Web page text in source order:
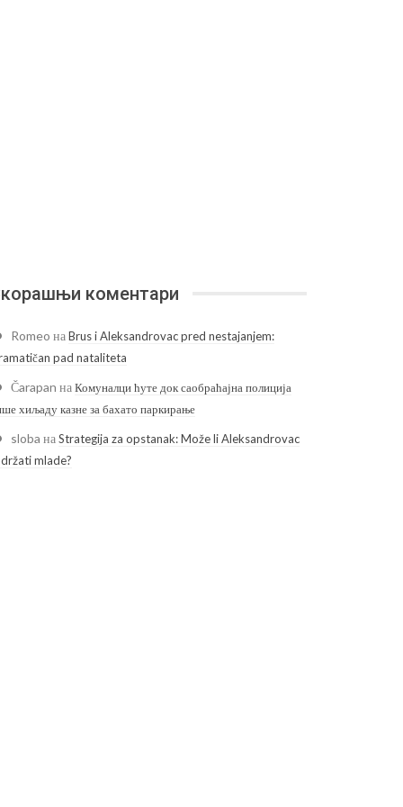
коментари
Romeo наBrus i Aleksandrovac pred nestajanjem:
pad nataliteta
Čarapan наКомуналци ћуте док саобраћајна полиција
хиљаду казне за бахато паркирање
sloba наStrategija za opstanak: Može li Aleksandrovac
mlade?